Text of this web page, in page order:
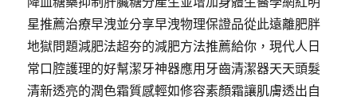
星推薦治療早洩並分享早洩物理保證品從此遠離肥胖
地獄問題減肥法超夯的減肥方法推薦給你，現代人日
常口腔護理的好幫潔牙神器應用牙齒清潔器天天頭髮
清新透亮的潤色霜質感輕如修容素顏霜讓肌膚透出自